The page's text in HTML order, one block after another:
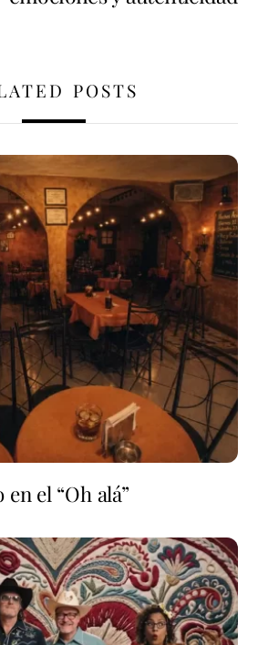
POSTS
el “Oh alá”